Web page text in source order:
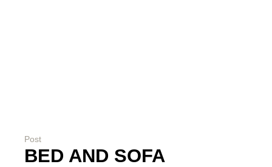
Post
BED AND SOFA